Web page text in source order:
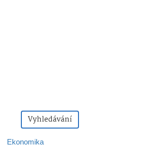
Vyhledávání
Ekonomika